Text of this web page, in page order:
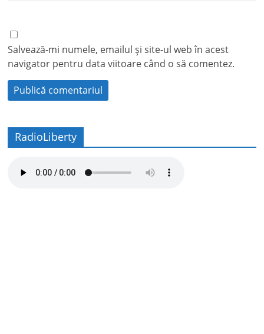
Salvează-mi numele, emailul și site-ul web în acest
navigator pentru data viitoare când o să comentez.
RadioLiberty